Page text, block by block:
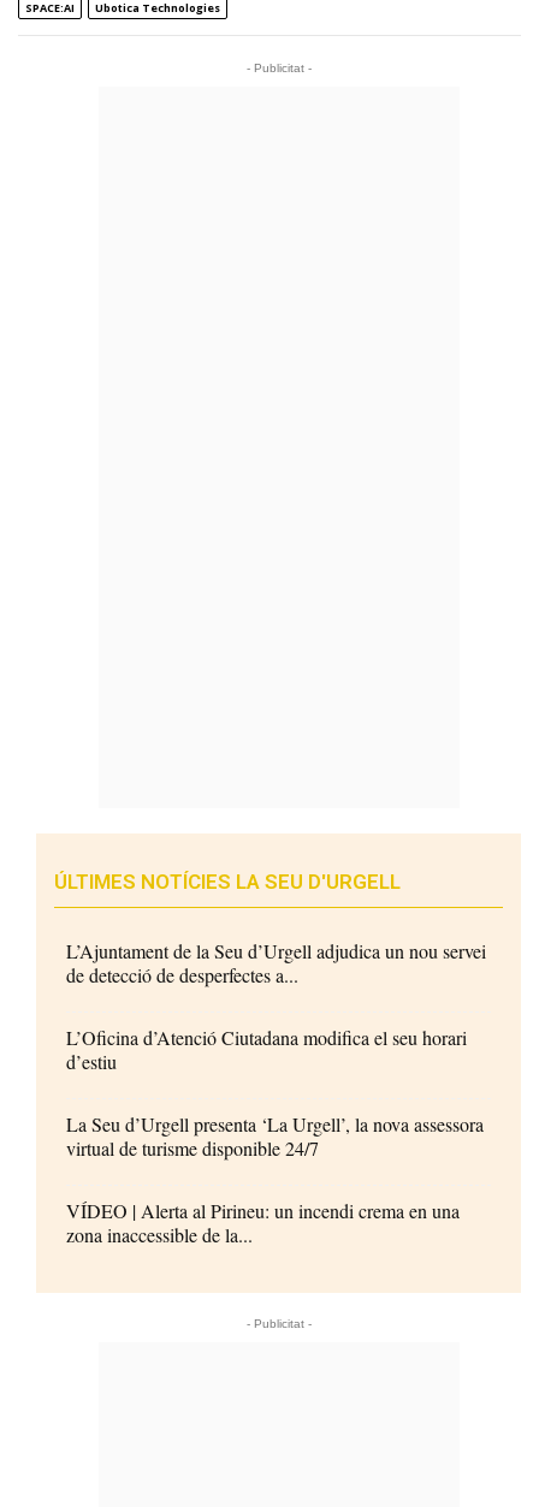
SPACE:AI Ubotica Technologies
- Publicitat -
ÚLTIMES NOTÍCIES LA SEU D'URGELL
L’Ajuntament de la Seu d’Urgell adjudica un nou servei
de detecció de desperfectes a...
L’Oficina d’Atenció Ciutadana modifica el seu horari
d’estiu
La Seu d’Urgell presenta ‘La Urgell’, la nova assessora
virtual de turisme disponible 24/7
VÍDEO | Alerta al Pirineu: un incendi crema en una
zona inaccessible de la...
- Publicitat -